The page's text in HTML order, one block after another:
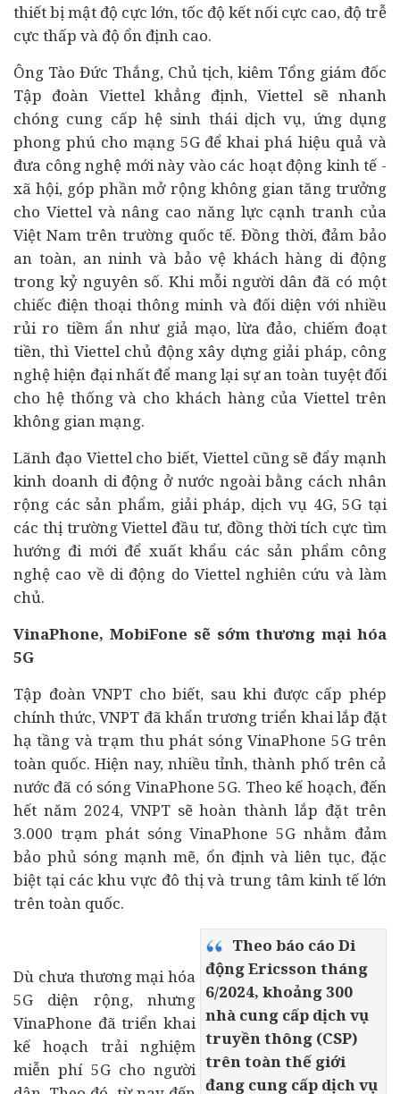
thiết bị mật độ cực lớn, tốc độ kết nối cực cao, độ trễ
cực thấp và độ ổn định cao.
Ông Tào Đức Thắng, Chủ tịch, kiêm Tổng giám đốc
Tập đoàn Viettel khẳng định, Viettel sẽ nhanh
chóng cung cấp hệ sinh thái dịch vụ, ứng dụng
phong phú cho mạng 5G để khai phá hiệu quả và
đưa công nghệ mới này vào các hoạt động kinh tế -
xã hội, góp phần mở rộng không gian tăng trưởng
cho Viettel và nâng cao năng lực cạnh tranh của
Việt Nam trên trường quốc tế. Đồng thời, đảm bảo
an toàn, an ninh và bảo vệ khách hàng di động
trong kỷ nguyên số. Khi mỗi người dân đã có một
chiếc điện thoại thông minh và đối diện với nhiều
rủi ro tiềm ẩn như giả mạo, lừa đảo, chiếm đoạt
tiền, thì Viettel chủ động xây dựng giải pháp, công
nghệ hiện đại nhất để mang lại sự an toàn tuyệt đối
cho hệ thống và cho khách hàng của Viettel trên
không gian mạng.
Lãnh đạo Viettel cho biết, Viettel cũng sẽ đẩy mạnh
kinh doanh di động ở nước ngoài bằng cách nhân
rộng các sản phẩm, giải pháp, dịch vụ 4G, 5G tại
các thị trường Viettel đầu tư, đồng thời tích cực tìm
hướng đi mới để xuất khẩu các sản phẩm công
nghệ cao về di động do Viettel nghiên cứu và làm
chủ.
VinaPhone, MobiFone sẽ sớm thương mại hóa
5G
Tập đoàn VNPT cho biết, sau khi được cấp phép
chính thức, VNPT đã khẩn trương triển khai lắp đặt
hạ tầng và trạm thu phát sóng VinaPhone 5G trên
toàn quốc. Hiện nay, nhiều tỉnh, thành phố trên cả
nước đã có sóng VinaPhone 5G. Theo kế hoạch, đến
hết năm 2024, VNPT sẽ hoàn thành lắp đặt trên
3.000 trạm phát sóng VinaPhone 5G nhằm đảm
bảo phủ sóng mạnh mẽ, ổn định và liên tục, đặc
biệt tại các khu vực đô thị và trung tâm kinh tế lớn
trên toàn quốc.
Theo báo cáo Di
động Ericsson tháng
6/2024, khoảng 300
nhà cung cấp dịch vụ
truyền thông (CSP)
trên toàn thế giới
đang cung cấp dịch vụ
Dù chưa thương mại hóa
5G diện rộng, nhưng
VinaPhone đã triển khai
kế hoạch trải nghiệm
miễn phí 5G cho người